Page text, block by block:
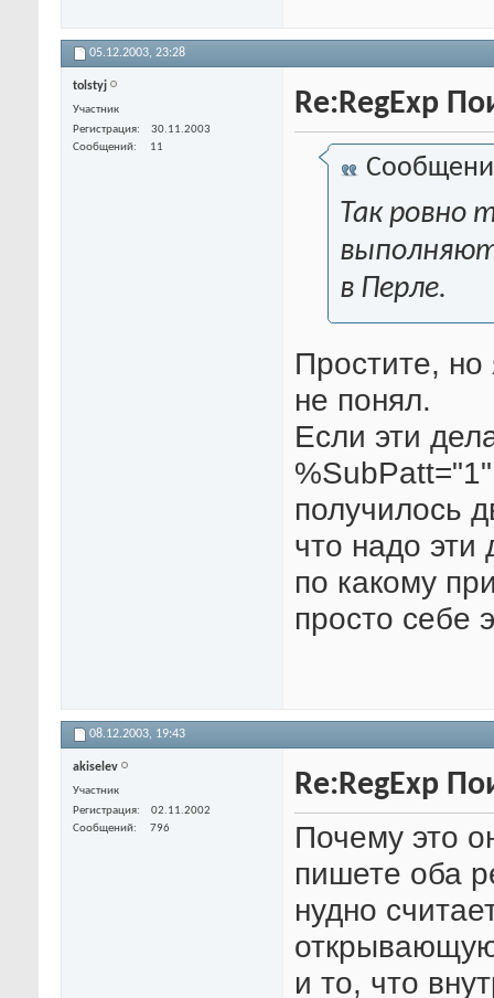
05.12.2003, 23:28
tolstyj
Участник
Регистрация
30.11.2003
Сообщений
11
Re:RegExp
Так ровно
в Перле.
Простите,
не понял.
Если эти
получилось
что надо
по какому
просто себе
08.12.2003, 19:43
akiselev
Участник
Регистрация
02.11.2002
Сообщений
796
Re:RegExp
Почему это
пишете оба
нудно
и то, что